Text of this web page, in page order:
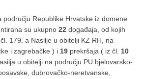
području Republike Hrvatske iz domene
su ukupno22 događaja, od kojih
179. a Nasilje u obitelji KZ RH, na
i zagrebačke ) i 19 prekršaja ( iz čl. 10
u obitelji na području PU bjelovarsko-
dubrovačko-neretvanske,